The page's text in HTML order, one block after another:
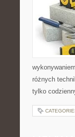
różnych
tylko